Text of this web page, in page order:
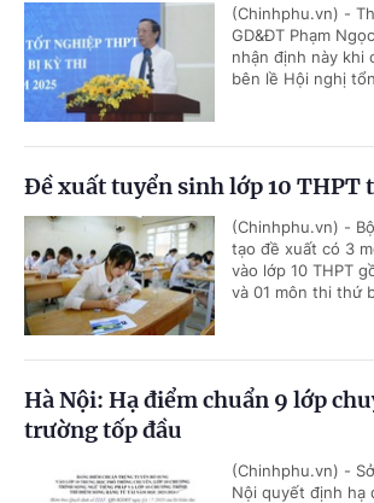
(Chinhphu.vn) -
GD&ĐT Phạm
nhận định này khi
bên lề Hội nghị
Đề xuất tuyển sinh lớp 10 THPT
(Chinhphu.vn) -
tạo đề xuất có 3
vào lớp 10 THPT
và 01 môn thi thứ
Hà Nội: Hạ điểm chuẩn 9 lớp
trường tốp đầu
(Chinhphu.vn) -
Nội quyết định hạ